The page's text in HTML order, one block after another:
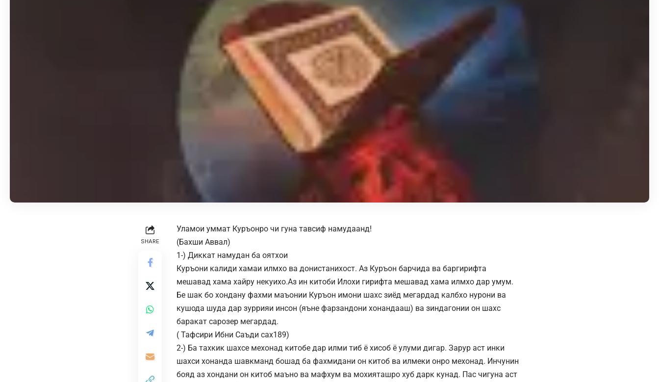
SHARE
Уламои уммат Куръонро чи гуна тавсиф намудаанд!
(Бахши Аввал)
1-) Диккат намудан ба оятхои
Куръони калиди хамаи илмхо ва донистанихост. Аз Куръон барчида ва баргирифта
мешавад хама хайру некуихо.Аз ин китоби Илохи гирифта мешавад хама илмхо дар умум.
Бе шак бо хондану фахми маъонии Куръон имони шахс зиёд мегардад калбхо нурони ва
кушода шуда дар зуррияи инсон (яъне фарзандони хонандааш) ва зиндагонии он шахс
баракат сарозер мегардад.
( Тафсири Ибни Саъди сах189)
2-) Ба тахкик шахсе мехонад китобе дар илми тиб ё хисоб ё улуми дигар. Зарур аст инки
шахси хонанда шавкманд бошад ба фахмидани он китоб ва илмеки онро мехонад. Инчунин
бояд аз хондани он китоб маъно ва мафхум ва мохияташро хуб дарк кунад. Пас чигуна аст